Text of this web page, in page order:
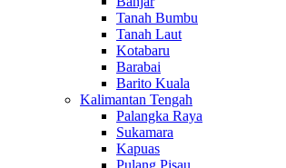
Tanah Bumbu
Tanah Laut
Kotabaru
Barabai
Barito Kuala
Kalimantan Tengah
Palangka Raya
Sukamara
Kapuas
Pulang Pisau